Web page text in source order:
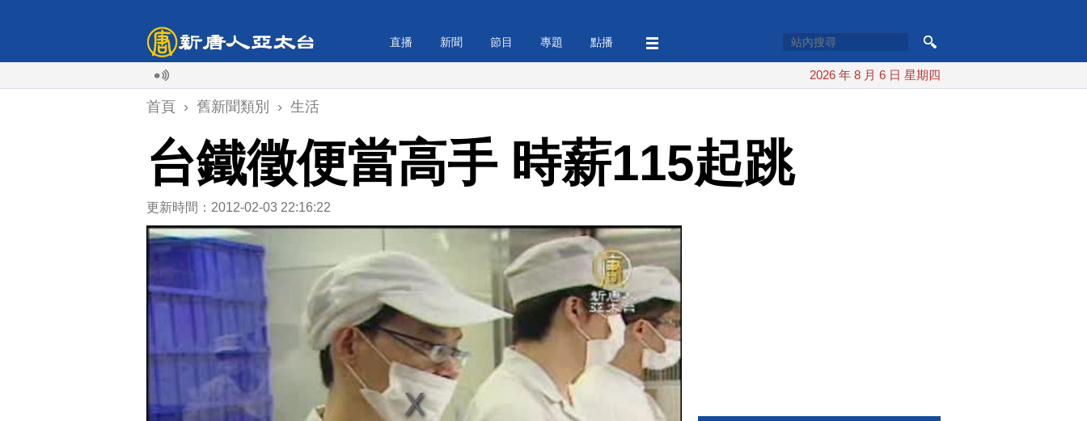
直播 新聞 節目 專題 點播
2026 年 8 月 6 日 星期四
首頁 › 舊新聞類別 › 生活
台鐵徵便當高手 時薪115起跳
更新時間：2012-02-03 22:16:22